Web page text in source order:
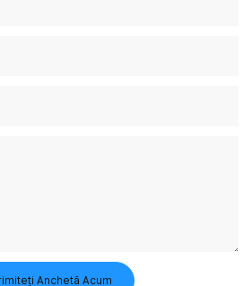
Anchetă Acum